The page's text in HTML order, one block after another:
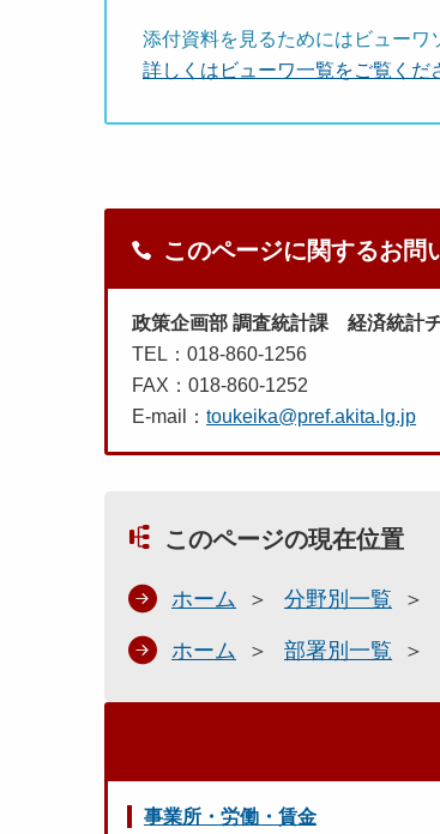
添付資料を見るためにはビューワ
詳しくはビューワ一覧をご覧くだ
このページに関するお問
政策企画部 調査統計課 経済統計
TEL：018-860-1256
FAX：018-860-1252
E-mail： toukeika@pref.akita.lg.jp
このページの現在位置
ホーム 分野別一覧
ホーム 部署別一覧
事業所・労働・賃金